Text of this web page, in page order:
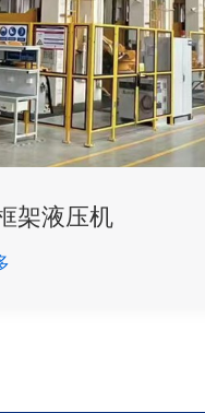
架液压机